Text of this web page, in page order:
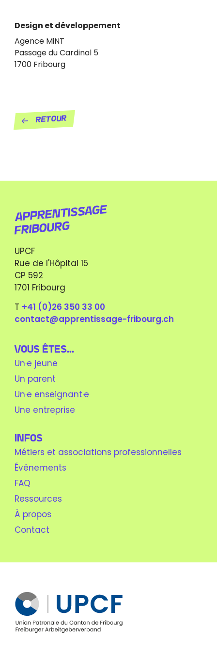
Design et développement
Agence MiNT
Passage du Cardinal 5
1700 Fribourg
Retour
UPCF
Rue de l'Hôpital 15
CP 592
1701 Fribourg
T +41 (0)26 350 33 00
contact@apprentissage-fribourg.ch
Vous êtes...
Un·e jeune
Un parent
Un·e enseignant·e
Une entreprise
Infos
Métiers et associations professionnelles
Événements
FAQ
Ressources
À propos
Contact